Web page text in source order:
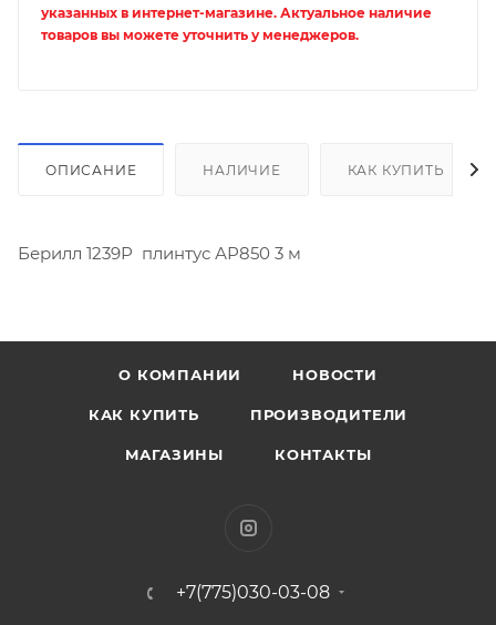
указанных в интернет-магазине. Актуальное наличие
товаров вы можете уточнить у менеджеров.
ОПИСАНИЕ НАЛИЧИЕ КАК КУПИТЬ
Берилл 1239Р плинтус АР850 3 м
О КОМПАНИИ НОВОСТИ
КАК КУПИТЬ ПРОИЗВОДИТЕЛИ
МАГАЗИНЫ КОНТАКТЫ
+7(775)030-03-08